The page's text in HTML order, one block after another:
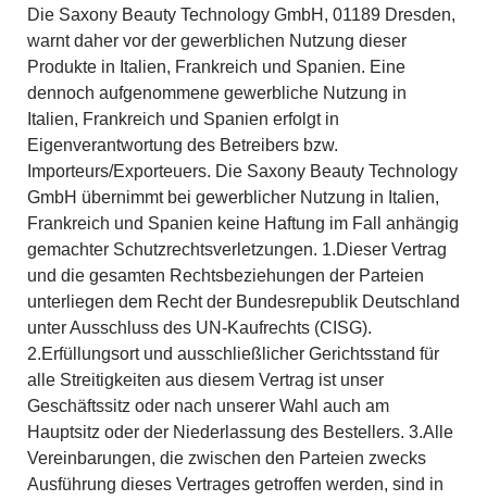
Die Saxony Beauty Technology GmbH, 01189 Dresden,
warnt daher vor der gewerblichen Nutzung dieser
Produkte in Italien, Frankreich und Spanien. Eine
dennoch aufgenommene gewerbliche Nutzung in
Italien, Frankreich und Spanien erfolgt in
Eigenverantwortung des Betreibers bzw.
Importeurs/Exporteuers. Die Saxony Beauty Technology
GmbH übernimmt bei gewerblicher Nutzung in Italien,
Frankreich und Spanien keine Haftung im Fall anhängig
gemachter Schutzrechtsverletzungen. 1.Dieser Vertrag
und die gesamten Rechtsbeziehungen der Parteien
unterliegen dem Recht der Bundesrepublik Deutschland
unter Ausschluss des UN-Kaufrechts (CISG).
2.Erfüllungsort und ausschließlicher Gerichtsstand für
alle Streitigkeiten aus diesem Vertrag ist unser
Geschäftssitz oder nach unserer Wahl auch am
Hauptsitz oder der Niederlassung des Bestellers. 3.Alle
Vereinbarungen, die zwischen den Parteien zwecks
Ausführung dieses Vertrages getroffen werden, sind in